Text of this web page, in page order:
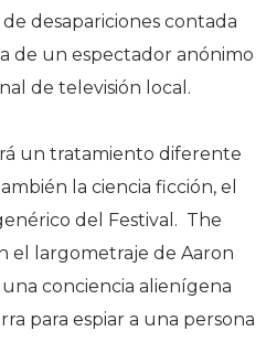
desapariciones contada
de un espectador anónimo
de televisión local.
un tratamiento diferente
la ciencia ficción, el
del Festival. The
el largometraje de Aaron
conciencia alienígena
para espiar a una persona